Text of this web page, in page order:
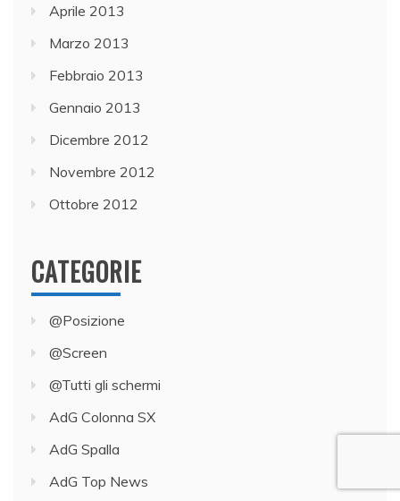
Aprile 2013
Marzo 2013
Febbraio 2013
Gennaio 2013
Dicembre 2012
Novembre 2012
Ottobre 2012
CATEGORIE
@Posizione
@Screen
@Tutti gli schermi
AdG Colonna SX
AdG Spalla
AdG Top News